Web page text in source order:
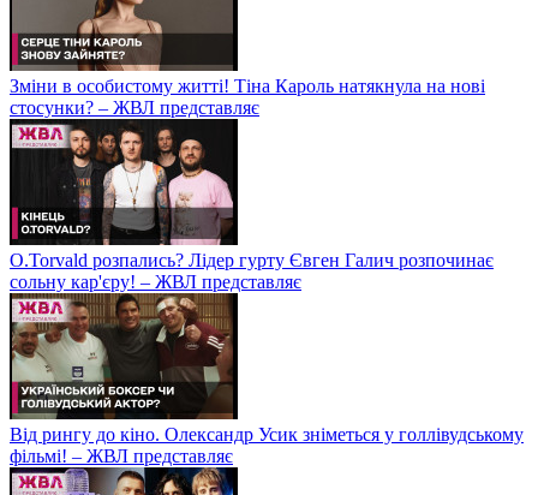
Зміни в особистому житті! Тіна Кароль натякнула на нові
стосунки? – ЖВЛ представляє
O.Torvald розпались? Лідер гурту Євген Галич розпочинає
сольну кар'єру! – ЖВЛ представляє
Від рингу до кіно. Олександр Усик зніметься у голлівудському
фільмі! – ЖВЛ представляє